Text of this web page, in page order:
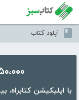
آپلود کتاب
۵۰،۰۰۰ کتاب در موبایل